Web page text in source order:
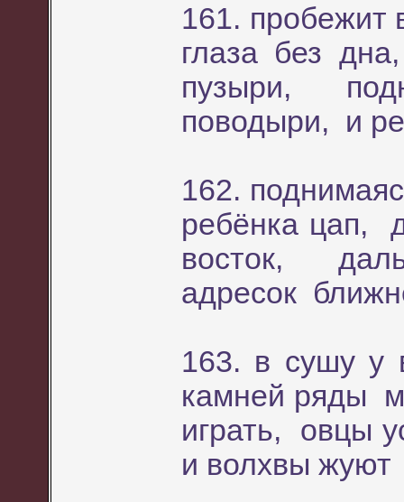
161. пробежит
глаза без
пузыри,
поводыри, и
162.
ребёнка цап,
восток,
адресок
163. в сушу
камней ряды
играть, овцы
и волхвы жуют